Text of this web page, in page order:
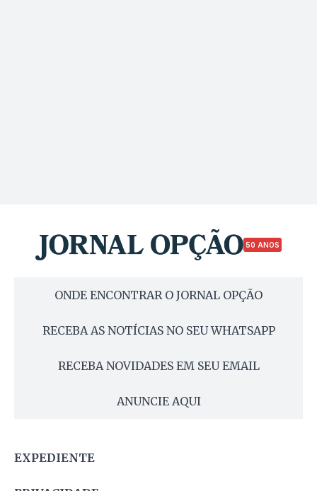
50 ANOS
ONDE ENCONTRAR O JORNAL OPÇÃO
RECEBA AS NOTÍCIAS NO SEU WHATSAPP
RECEBA NOVIDADES EM SEU EMAIL
ANUNCIE AQUI
EXPEDIENTE